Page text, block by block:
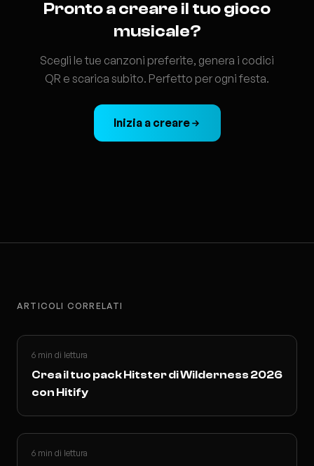
Pronto a creare il tuo gioco
musicale?
Scegli le tue canzoni preferite, genera i codici
QR e scarica subito. Perfetto per ogni festa.
Inizia a creare
ARTICOLI CORRELATI
6 min di lettura
Crea il tuo pack Hitster di Wilderness 2026
con Hitify
6 min di lettura